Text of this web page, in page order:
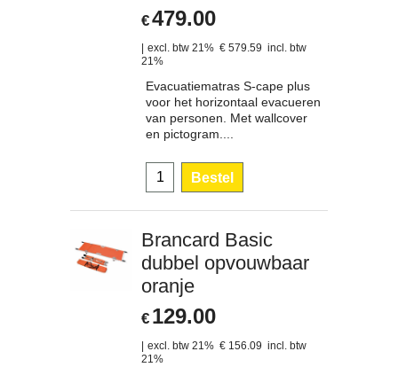
€479.00
excl. btw 21% € 579.59 incl. btw
21%
Evacuatiematras S-cape plus
voor het horizontaal evacueren
van personen. Met wallcover
en pictogram....
Bestel
Brancard Basic
dubbel opvouwbaar
oranje
€ 129.00
excl. btw 21% € 156.09 incl. btw
21%